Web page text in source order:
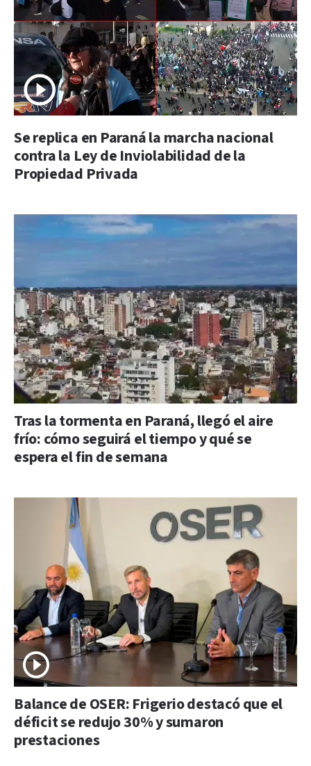
Se replica en Paraná la marcha nacional
contra la Ley de Inviolabilidad de la
Propiedad Privada
Tras la tormenta en Paraná, llegó el aire
frío: cómo seguirá el tiempo y qué se
espera el fin de semana
Balance de OSER: Frigerio destacó que el
déficit se redujo 30% y sumaron
prestaciones